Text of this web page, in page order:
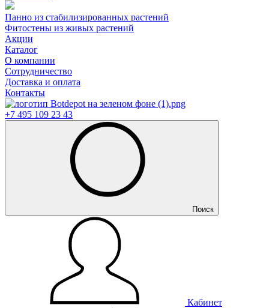
Панно из стабилизированных растений
Фитостены из живых растений
Акции
Каталог
О компании
Сотрудничество
Доставка и оплата
Контакты
+7 495 109 23 43
Поиск
Кабинет